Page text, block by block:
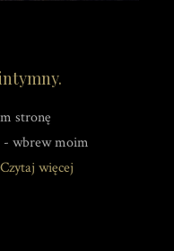
stronę
- wbrew moim
Czytaj więcej